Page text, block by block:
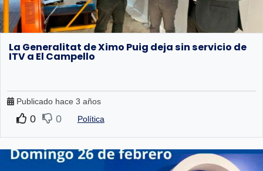
La Generalitat de Ximo Puig deja sin servicio de
ITV a El Campello
Publicado hace 3 años
0 0 Política